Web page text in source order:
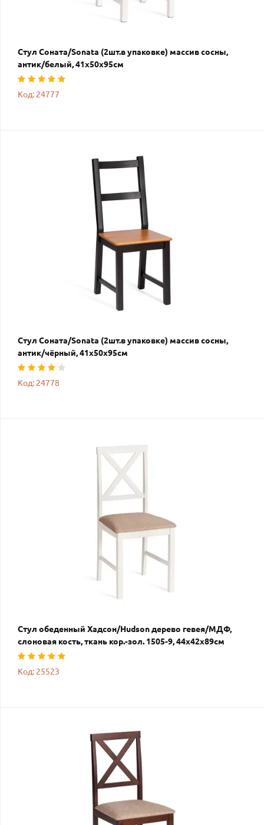
Стул Соната/Sonata (2шт.в упаковке) массив сосны,
антик/белый, 41х50х95см
Код: 24777
Стул Соната/Sonata (2шт.в упаковке) массив сосны,
антик/чёрный, 41х50х95см
Код: 24778
Стул обеденный Хадсон/Hudson дерево гевея/МДФ,
слоновая кость, ткань кор.-зол. 1505-9, 44х42х89см
Код: 25523